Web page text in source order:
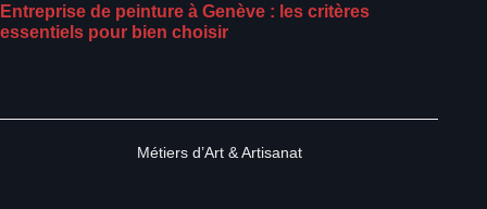
Entreprise de peinture à Genève : les critères
essentiels pour bien choisir
Métiers d’Art & Artisanat